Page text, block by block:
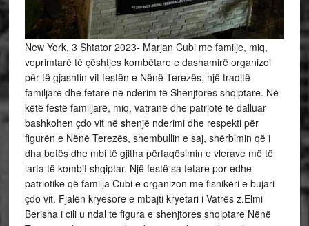
New York, 3 Shtator 2023- Marjan Cubi me familje, miq,
veprimtarë të çështjes kombëtare e dashamirë organizoi
për të gjashtin vit festën e Nënë Terezës, një traditë
familjare dhe fetare në nderim të Shenjtores shqiptare. Në
këtë festë familjarë, miq, vatranë dhe patriotë të dalluar
bashkohen çdo vit në shenjë nderimi dhe respekti për
figurën e Nënë Terezës, shembullin e saj, shërbimin që i
dha botës dhe mbi të gjitha përfaqësimin e vlerave më të
larta të kombit shqiptar. Një festë sa fetare por edhe
patriotike që familja Cubi e organizon me fisnikëri e bujari
çdo vit. Fjalën kryesore e mbajti kryetari i Vatrës z.Elmi
Berisha i cili u ndal te figura e shenjtores shqiptare Nënë